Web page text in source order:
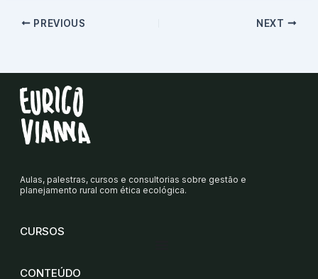
PREVIOUS NEXT
Aulas, palestras, cursos e consultorias sobre gestão e
planejamento rural com ética ecológica.
CURSOS
CONTEÚDO